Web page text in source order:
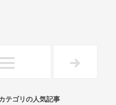
テゴリの人気記事